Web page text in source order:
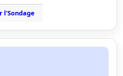
l'Sondage